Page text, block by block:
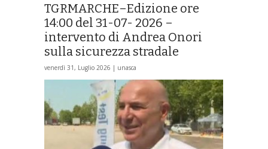
TGRMARCHE–Edizione ore
14:00 del 31-07- 2026 –
intervento di Andrea Onori
sulla sicurezza stradale
venerdì 31, Luglio 2026 | unasca